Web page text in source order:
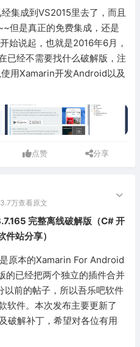
集成到VS2015里去了，而且
但是真正的免费集成，还是
始说起，也就是2016年6月，
已经不需要找什么破解版，注
用Xamarin开发Android以及
点赞 分享
万查看原文
完整离线破解版（C# 开
站分享）
原本的Xamarin For Android
的已经把两个独立的插件合并
前的帖子，所以吾乐吧软件
软件。本次发布主要更新了
破解补丁，希望对各位有用